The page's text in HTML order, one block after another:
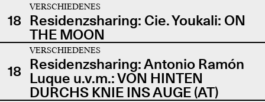
18
VERSCHIEDENES
Residenzsharing: Cie. Youkali: ON
THE MOON
18
VERSCHIEDENES
Residenzsharing: Antonio Ramón
Luque u.v.m.: VON HINTEN
DURCHS KNIE INS AUGE (AT)